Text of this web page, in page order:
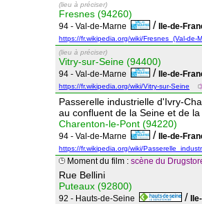
(lieu à préciser)
Fresnes (94260)
94 - Val-de-Marne / Ile-de-
https://fr.wikipedia.org/wiki/Fresnes_(Val-de-
(lieu à préciser)
Vitry-sur-Seine (94400)
94 - Val-de-Marne / Ile-de-
https://fr.wikipedia.org/wiki/Vitry-sur-Seine
Passerelle industrielle d'Ivry-
au confluent de la Seine et de
Charenton-le-Pont (94220)
94 - Val-de-Marne / Ile-de-
https://fr.wikipedia.org/wiki/
Moment du film : scène du
Rue Bellini
Puteaux (92800)
92 - Hauts-de-Seine /